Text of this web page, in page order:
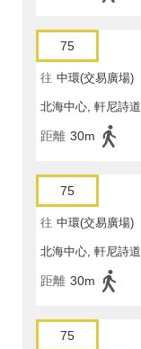
75
往 中環(交易廣場)
北海中心, 軒尼詩道
距離 30m
75
往 中環(交易廣場)
北海中心, 軒尼詩道
距離 30m
75